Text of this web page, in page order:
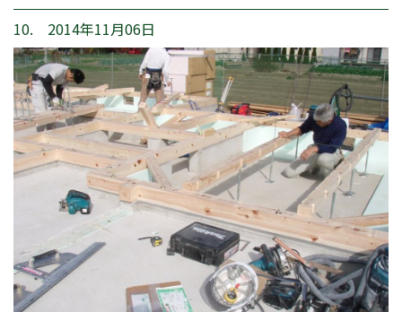
10. 2014年11月06日